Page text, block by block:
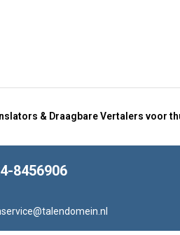
& Draagbare Vertalers voor
8456906